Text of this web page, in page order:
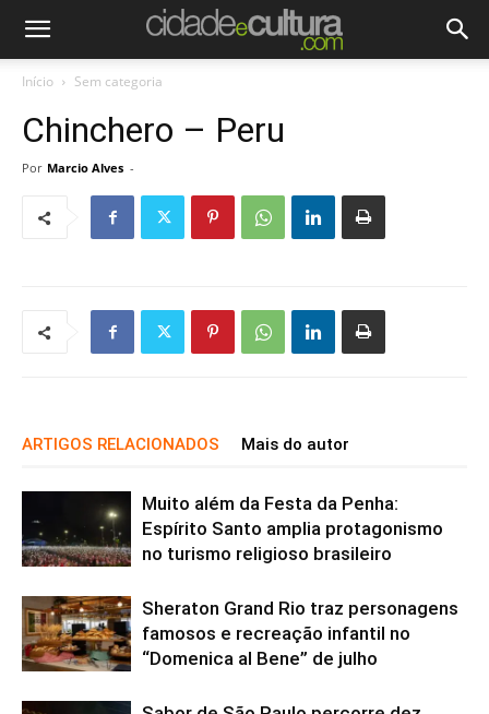
Início Sem categoria
Chinchero – Peru
Por Marcio Alves -
ARTIGOS RELACIONADOS Mais do autor
Muito além da Festa da Penha:
Espírito Santo amplia protagonismo
no turismo religioso brasileiro
Sheraton Grand Rio traz personagens
famosos e recreação infantil no
“Domenica al Bene” de julho